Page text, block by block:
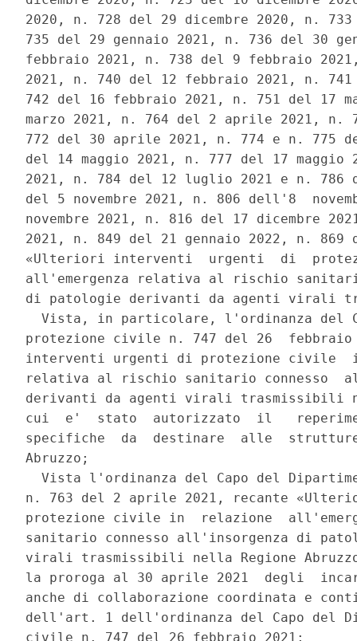
2020, n. 728 del 29 dicembre 2020, n.
735 del 29 gennaio 2021, n. 736 del 30
febbraio 2021, n. 738 del 9 febbraio
2021, n. 740 del 12 febbraio 2021, n.
742 del 16 febbraio 2021, n. 751 del 17
marzo 2021, n. 764 del 2 aprile 2021,
772 del 30 aprile 2021, n. 774 e n. 775
del 14 maggio 2021, n. 777 del 17
2021, n. 784 del 12 luglio 2021 e n.
del 5 novembre 2021, n. 806 dell'8
novembre 2021, n. 816 del 17 dicembre
2021, n. 849 del 21 gennaio 2022, n.
«Ulteriori interventi  urgenti  di
all'emergenza relativa al rischio
di patologie derivanti da agenti virali
Vista, in particolare, l'ordinanza del
protezione civile n. 747 del 26
interventi urgenti di protezione civile
relativa al rischio sanitario connesso
derivanti da agenti virali trasmissibili
cui  e'  stato  autorizzato  il
specifiche  da  destinare  alle
Abruzzo;
Vista l'ordinanza del Capo del
n. 763 del 2 aprile 2021, recante
protezione civile in  relazione
sanitario connesso all'insorgenza di
virali trasmissibili nella Regione
la proroga al 30 aprile 2021  degli
anche di collaborazione coordinata e
dell'art. 1 dell'ordinanza del Capo del
civile n. 747 del 26 febbraio 2021;